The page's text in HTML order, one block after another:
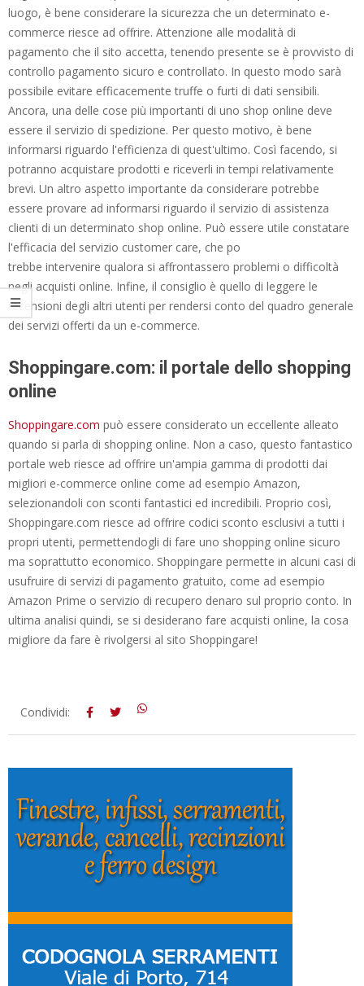
luogo, è bene considerare la sicurezza che un determinato e-
commerce riesce ad offrire. Attenzione alle modalità di
pagamento che il sito accetta, tenendo presente se è provvisto di
controllo pagamento sicuro e controllato. In questo modo sarà
possibile evitare efficacemente truffe o furti di dati sensibili.
Ancora, una delle cose più importanti di uno shop online deve
essere il servizio di spedizione. Per questo motivo, è bene
informarsi riguardo l'efficienza di quest'ultimo. Così facendo, si
potranno acquistare prodotti e riceverli in tempi relativamente
brevi. Un altro aspetto importante da considerare potrebbe
essere provare ad informarsi riguardo il servizio di assistenza
clienti di un determinato shop online. Può essere utile constatare
l'efficacia del servizio customer care, che po
trebbe intervenire qualora si affrontassero problemi o difficoltà
negli acquisti online. Infine, il consiglio è quello di leggere le
recensioni degli altri utenti per rendersi conto del quadro generale
dei servizi offerti da un e-commerce.
Shoppingare.com: il portale dello shopping
online
Shoppingare.com può essere considerato un eccellente alleato
quando si parla di shopping online. Non a caso, questo fantastico
portale web riesce ad offrire un'ampia gamma di prodotti dai
migliori e-commerce online come ad esempio Amazon,
selezionandoli con sconti fantastici ed incredibili. Proprio così,
Shoppingare.com riesce ad offrire codici sconto esclusivi a tutti i
propri utenti, permettendogli di fare uno shopping online sicuro
ma soprattutto economico. Shoppingare permette in alcuni casi di
usufruire di servizi di pagamento gratuito, come ad esempio
Amazon Prime o servizio di recupero denaro sul proprio conto. In
ultima analisi quindi, se si desiderano fare acquisti online, la cosa
migliore da fare è rivolgersi al sito Shoppingare!
2018-
Condividi: